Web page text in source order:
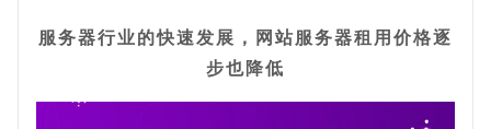
服务器行业的快速发展，网站服务器租用价格逐
步也降低